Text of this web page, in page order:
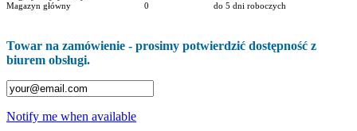
Magazyn główny
0 do 5 dni roboczych
Towar na zamówienie - prosimy potwierdzić dostępność z
biurem obsługi.
Notify me when available